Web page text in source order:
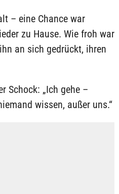
– eine Chance war
zu Hause. Wie froh war
an sich gedrückt, ihren
Schock: „Ich gehe –
wissen, außer uns.“